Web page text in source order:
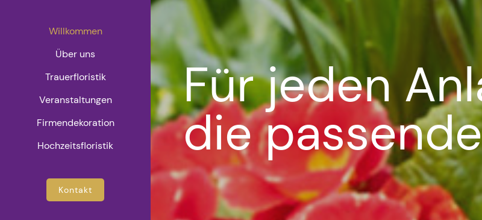
Willkommen
Über uns
Trauerfloristik
Veranstaltungen
Firmendekoration
Hochzeitsfloristik
Kontakt
Für jeden
die